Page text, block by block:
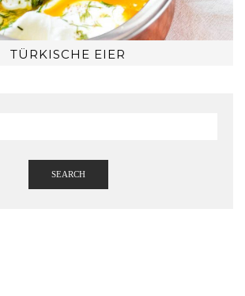
TÜRKISCHE EIER
SEARCH